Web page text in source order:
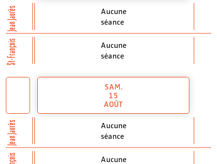
Jean Jaurès
St-François
Aucune
séance
Aucune
séance
Jean Jaurès
SAM.
15
AOÛT
Aucune
séance
Aucune